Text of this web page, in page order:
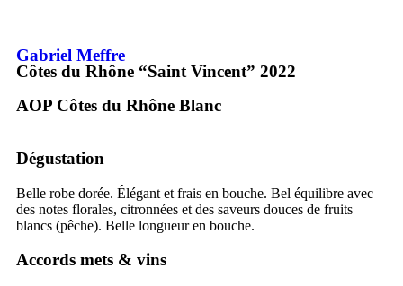
Gabriel Meffre
Côtes du Rhône “Saint Vincent” 2022
AOP Côtes du Rhône Blanc
Dégustation
Belle robe dorée. Élégant et frais en bouche. Bel équilibre avec
des notes florales, citronnées et des saveurs douces de fruits
blancs (pêche). Belle longueur en bouche.
Accords mets & vins